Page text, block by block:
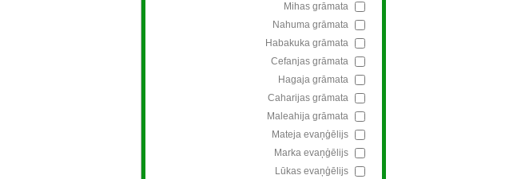
Mihas grāmata
Nahuma grāmata
Habakuka grāmata
Cefanjas grāmata
Hagaja grāmata
Caharijas grāmata
Maleahija grāmata
Mateja evaņģēlijs
Marka evaņģēlijs
Lūkas evaņģēlijs